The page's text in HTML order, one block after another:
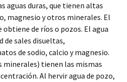
aguas duras, que tienen altas
magnesio y otros minerales. El
obtiene de ríos o pozos. El agua
de sales disueltas,
de sodio, calcio y magnesio.
minerales) tienen las mismas
Al hervir agua de pozo,